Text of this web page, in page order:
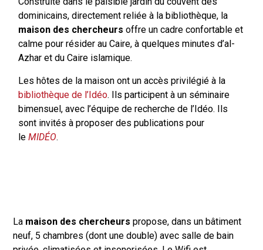
dominicains, directement reliée à la bibliothèque, la
maison des chercheurs offre un cadre confortable et
calme pour résider au Caire, à quelques minutes d’al-
Azhar et du Caire islamique.
Les hôtes de la maison ont un accès privilégié à la
bibliothèque de l’Idéo. Ils participent à un séminaire
bimensuel, avec l’équipe de recherche de l’Idéo. Ils
sont invités à proposer des publications pour
leMIDÉO.
La maison des chercheurspropose, dans un bâtiment
neuf, 5 chambres (dont une double) avec salle de bain